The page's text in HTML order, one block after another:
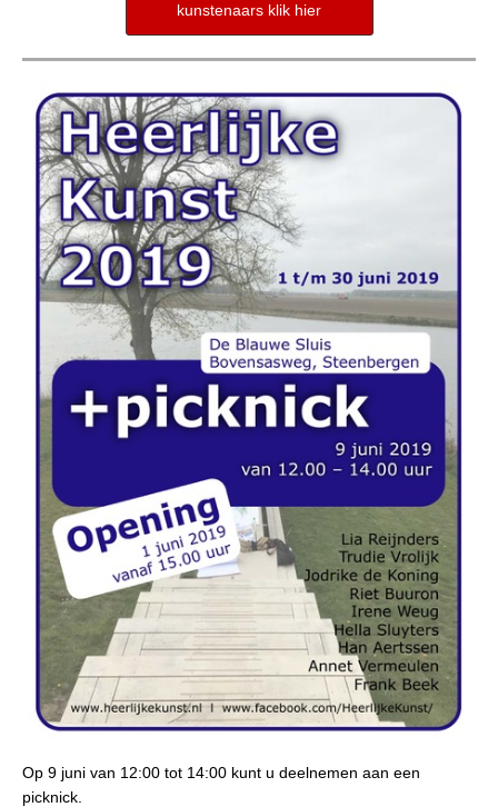
kunstenaars klik hier
Op 9 juni van 12:00 tot 14:00 kunt u deelnemen aan een
picknick.